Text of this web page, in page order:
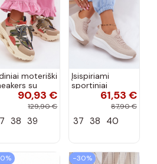
moteriški
su
D&A
3133
90,93 €
129,90 €
38 39
Įsispiriami
sportiniai
bateliai Kobbo
102425 smėlio
61,53 €
87,90 €
37 38 40
−30%